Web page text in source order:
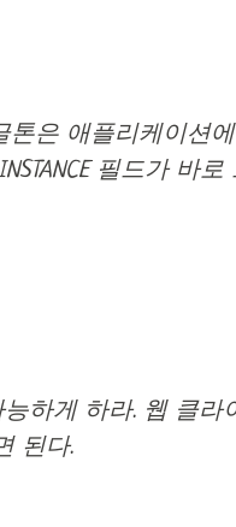
은 애플리케이션
필드가 바
하게 하라. 웹 클라
된다.